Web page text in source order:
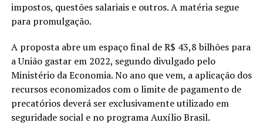
impostos, questões salariais e outros. A matéria segue
para promulgação.
A proposta abre um espaço final de R$ 43,8 bilhões para
a União gastar em 2022, segundo divulgado pelo
Ministério da Economia. No ano que vem, a aplicação dos
recursos economizados com o limite de pagamento de
precatórios deverá ser exclusivamente utilizado em
seguridade social e no programa Auxílio Brasil.